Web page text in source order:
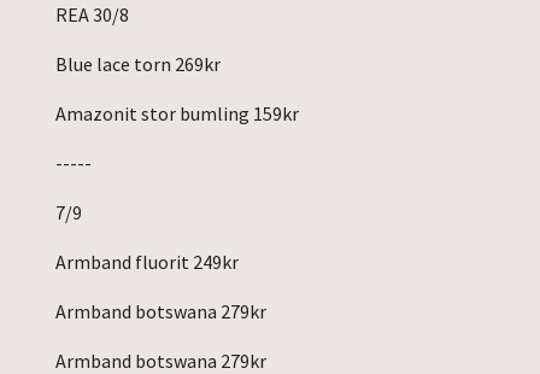
REA 30/8
Blue lace torn 269kr
Amazonit stor bumling 159kr
-----
7/9
Armband fluorit 249kr
Armband botswana 279kr
Armband botswana 279kr